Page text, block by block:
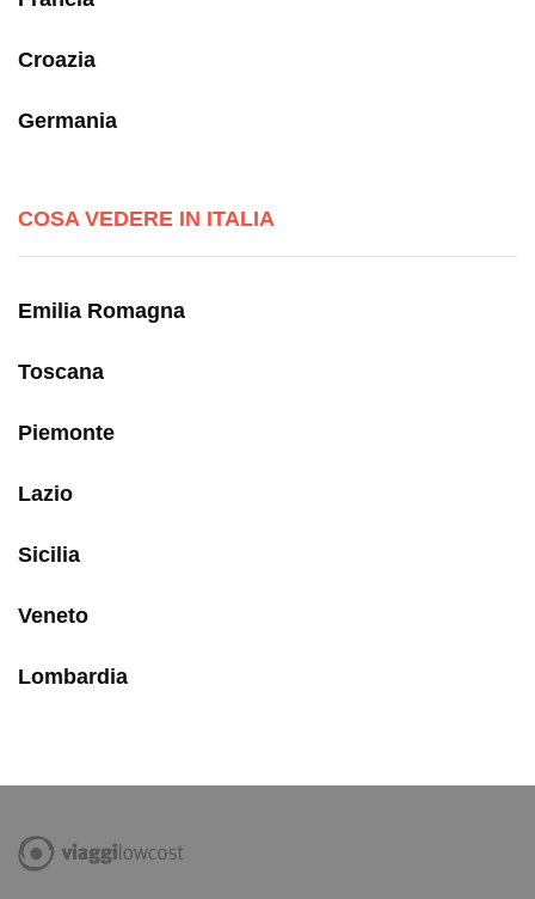
Croazia
Germania
COSA VEDERE IN ITALIA
Emilia Romagna
Toscana
Piemonte
Lazio
Sicilia
Veneto
Lombardia